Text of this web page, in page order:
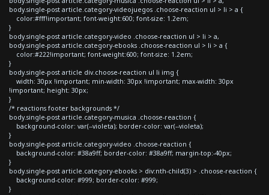
body.single-post article.category-videojuegos .choose-reaction ul > li > a {
color:#fff!important; font-weight:600; font-size: 1.2em;
}
body.single-post article.category-video .choose-reaction ul > li > a,
body.single-post article.category-ebooks .choose-reaction ul > li > a {
color:#222!important; font-weight:600; font-size: 1.2em;
}
body.single-post article div.choose-reaction ul li img {
width: 30px !important; min-width: 30px !important; max-width: 30px
!important; height: 30px;
}
/* reactions footer backgrounds */
body.single-post article.category-musica .choose-reaction {
background-color: var(--violeta); border-color: var(--violeta);
}
body.single-post article.category-video .choose-reaction {
background-color: #38a9ff; border-color: #38a9ff; margin-top:-40px;
}
body.single-post article.category-ebooks > div:nth-child(3) > .choose-reaction {
background-color: #999; border-color: #999;
}